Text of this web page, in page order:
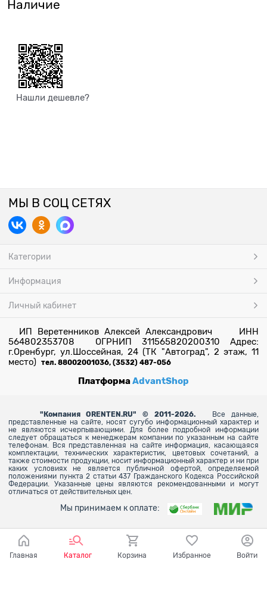
Наличие
Нашли дешевле?
МЫ В СОЦ СЕТЯХ
Категории
Информация
Личный кабинет
ИП Веретенников Алексей Александрович ИНН
564802353708 ОГРНИП 311565820200310 Адрес:
г.Оренбург, ул.Шоссейная, 24 (ТК "Автоград", 2 этаж, 11
место) тел. 88002001036, (3532) 487-056
ПлатформаAdvantShop
" Компания ORENTEN.RU" © 2011-2026.
Все данные,
представленные на сайте, носят сугубо информационный характер и
не являются исчерпывающими. Для более подробной информации
следует обращаться к менеджерам компании по указанным на сайте
телефонам. Вся представленная на сайте информация, касающаяся
комплектации, технических характеристик, цветовых сочетаний, а
также стоимости продукции, носит информационный характер и ни при
каких условиях не является публичной офертой, определяемой
положениями пункта 2 статьи 437 Гражданского Кодекса Российской
Федерации. Указанные цены являются рекомендованными и могут
отличаться от действительных цен.
Мы принимаем к оплате:
Главная Каталог Корзина Избранное Войти